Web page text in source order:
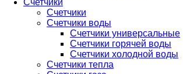
Счетчики
Счетчики
Счетчики воды
Счетчики универсальные
Счетчики горячей воды
Счетчики холодной воды
Счетчики тепла